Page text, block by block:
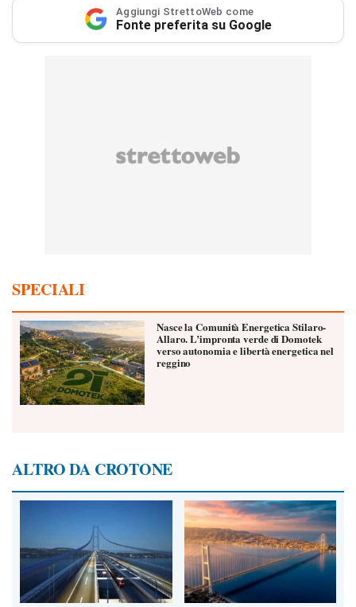
Aggiungi StrettoWeb come
Fonte preferita su Google
SPECIALI
Nasce la Comunità Energetica Stilaro-
Allaro. L’impronta verde di Domotek
verso autonomia e libertà energetica nel
reggino
ALTRO DA CROTONE